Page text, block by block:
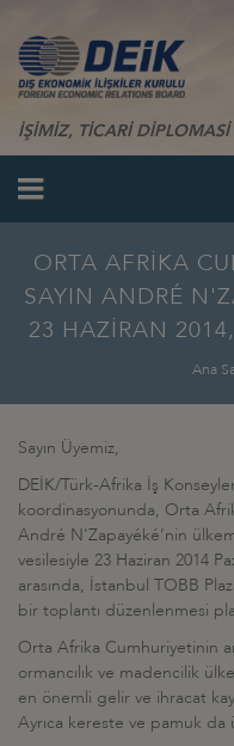
İŞİMİZ, TİCARİ DİPLOMASİ
ORTA AFRİKA
SAYIN ANDRÉ
23 HAZİRAN
Ana
Sayın Üyemiz,
DEİK/Türk-Afrika İş
koordinasyonunda, Orta
André N'Zapayéké’nin
vesilesiyle 23 Haziran 2014
arasında, İstanbul TOBB
bir toplantı düzenlenmesi
Orta Afrika Cumhuriyetinin
ormancılık ve madencilik
en önemli gelir ve ihracat
Ayrıca kereste ve pamuk